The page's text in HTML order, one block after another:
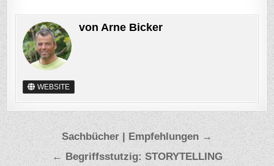
von Arne Bicker
WEBSITE
Beitragsnavigation
Sachbücher | Empfehlungen →
← Begriffsstutzig: STORYTELLING